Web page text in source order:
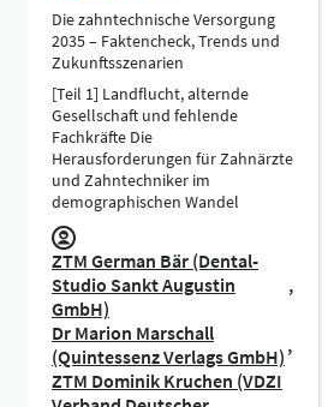
Die zahntechnische Versorgung
2035 – Faktencheck, Trends und
Zukunftsszenarien
[Teil 1] Landflucht, alternde
Gesellschaft und fehlende
Fachkräfte Die
Herausforderungen für Zahnärzte
und Zahntechniker im
demographischen Wandel
ZTM German Bär (Dental-
Studio Sankt Augustin
GmbH)
Dr Marion Marschall
(Quintessenz Verlags GmbH)
ZTM Dominik Kruchen (VDZI